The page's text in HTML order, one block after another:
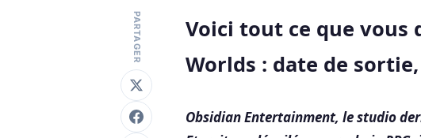
PARTAGER
Voici tout ce que vous
Worlds : date de
Obsidian Entertainment, le studio